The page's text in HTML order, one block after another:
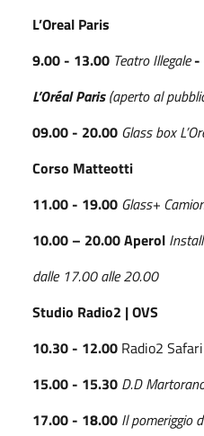
L’Oreal Paris
9.00 - 13.00 Teatro Illegale-
L’Oréal Paris(aperto al
09.00 - 20.00 Glass box
Corso Matteotti
11.00 - 19.00 Glass+
10.00 – 20.00 Aperol
dalle 17.00 alle 20.00
Studio Radio2 | OVS
10.30 - 12.00 Radio2 Safari
15.00 - 15.30 D.D
17.00 - 18.00 Il pomeriggio